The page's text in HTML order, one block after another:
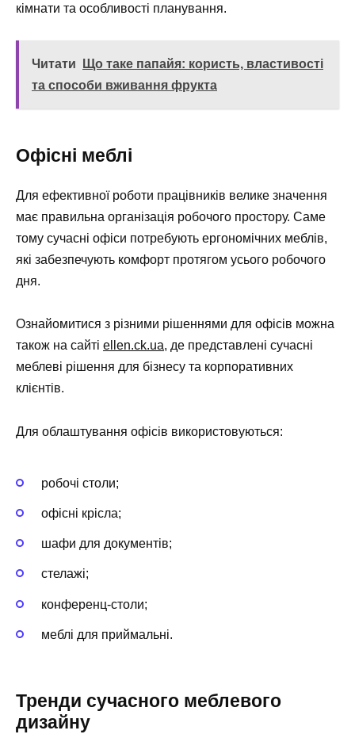
кімнати та особливості планування.
Читати
Що таке папайя: користь, властивості
та способи вживання фрукта
Офісні меблі
Для ефективної роботи працівників велике значення
має правильна організація робочого простору. Саме
тому сучасні офіси потребують ергономічних меблів,
які забезпечують комфорт протягом усього робочого
дня.
Ознайомитися з різними рішеннями для офісів можна
також на сайті ellen.ck.ua, де представлені сучасні
меблеві рішення для бізнесу та корпоративних
клієнтів.
Для облаштування офісів використовуються:
робочі столи;
офісні крісла;
шафи для документів;
стелажі;
конференц-столи;
меблі для приймальні.
Тренди сучасного меблевого
дизайну